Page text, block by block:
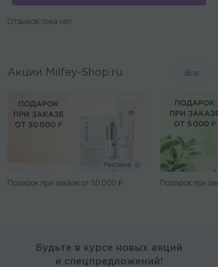
Отзывов пока нет
Акции Milfey-Shop.ru Все
Реклама
Подарок при заказе от 50 000 ₽ Подарок при
Будьте в курсе новых акций
и спецпредложений!